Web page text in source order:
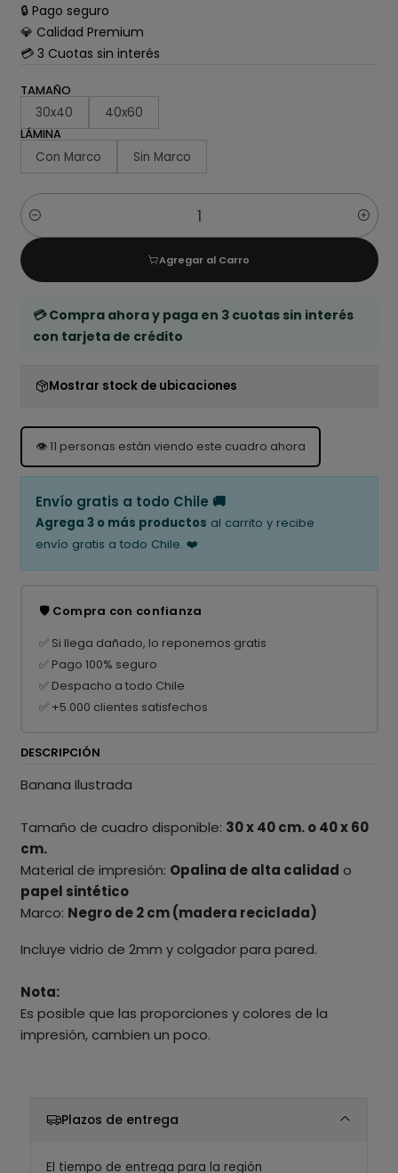
🔒 Pago seguro
💎 Calidad Premium
💳 3 Cuotas sin interés
TAMAÑO
30x40 40x60
LÁMINA
Con Marco Sin Marco
Cantidad
Agregar al Carro
💳 Compra ahora y paga en 3 cuotas sin interés
con tarjeta de crédito
Mostrar stock de ubicaciones
👁️11 personas están viendo este cuadro ahora
Envío gratis a todo Chile 🚚
Agrega 3 o más productos al carrito y recibe
envío gratis a todo Chile. ❤️
🛡️ Compra con confianza
✅ Si llega dañado, lo reponemos gratis
✅ Pago 100% seguro
✅ Despacho a todo Chile
✅ +5.000 clientes satisfechos
DESCRIPCIÓN
Banana Ilustrada
Tamaño de cuadro disponible: 30 x 40 cm. o 40 x 60
cm.
Material de impresión: Opalina de alta calidad o
papel sintético
Marco: Negro de 2 cm (madera reciclada)
Incluye vidrio de 2mm y colgador para pared.
Nota:
Es posible que las proporciones y colores de la
impresión, cambien un poco.
Plazos de entrega
El tiempo de entrega para la región